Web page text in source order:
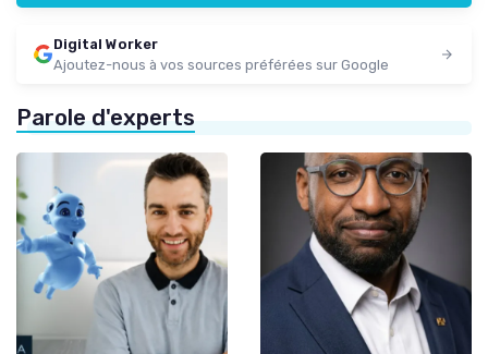
Digital Worker
Ajoutez-nous à vos sources préférées sur Google
Parole d'experts